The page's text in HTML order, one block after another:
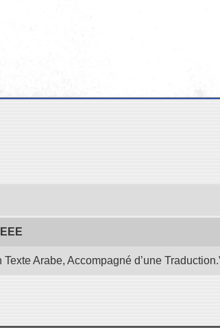
IEEE
Arabe, Accompagné d’une